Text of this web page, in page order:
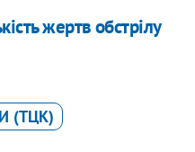
жертв обстрілу
(ТЦК)